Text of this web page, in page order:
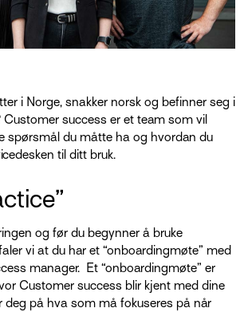
i Norge, snakker norsk og befinner seg i
success er et team som vil
spørsmål du måtte ha og hvordan du
til ditt bruk.
og før du begynner å bruke
vi at du har et “onboardingmøte” med
manager. Et “onboardingmøte” er
Customer success blir kjent med dine
deg på hva som må fokuseres på når